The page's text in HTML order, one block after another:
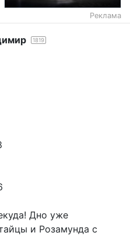
Реклама
1819
Дно уже
и Розамунда с